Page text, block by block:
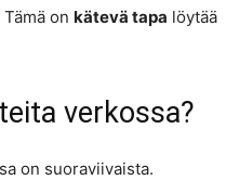
on kätevä tapa löytää
verkossa?
on suoraviivaista.